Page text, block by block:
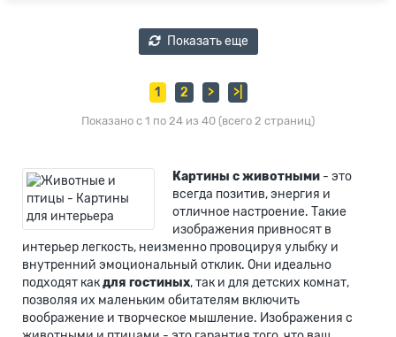
Показать еще
1 2 > >|
Показано с 1 по 24 из 40 (всего 2 страниц)
Картины с животными - это
всегда позитив, энергия и
отличное настроение. Такие
изображения привносят в
интерьер легкость, неизменно провоцируя улыбку и
внутренний эмоциональный отклик. Они идеально
подходят какдля гостиных, так и для детских комнат,
позволяя их маленьким обитателям включить
воображение и творческое мышление. Изображения с